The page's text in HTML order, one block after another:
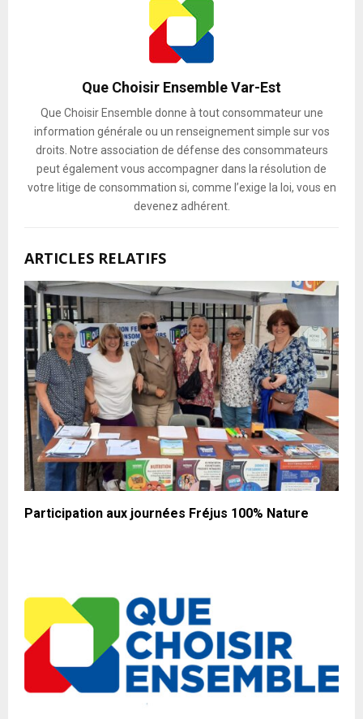
Que Choisir Ensemble Var-Est
Que Choisir Ensemble donne à tout consommateur une
information générale ou un renseignement simple sur vos
droits. Notre association de défense des consommateurs
peut également vous accompagner dans la résolution de
votre litige de consommation si, comme l’exige la loi, vous en
devenez adhérent.
ARTICLES RELATIFS
Participation aux journées Fréjus 100% Nature